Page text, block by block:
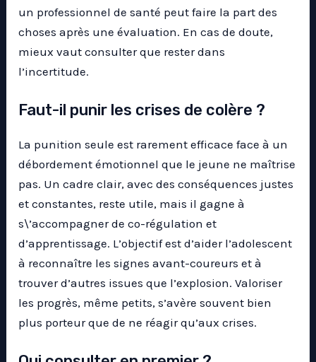
un professionnel de santé peut faire la part des
choses après une évaluation. En cas de doute,
mieux vaut consulter que rester dans
l’incertitude.
Faut-il punir les crises de colère ?
La punition seule est rarement efficace face à un
débordement émotionnel que le jeune ne maîtrise
pas. Un cadre clair, avec des conséquences justes
et constantes, reste utile, mais il gagne à
s\’accompagner de co-régulation et
d’apprentissage. L’objectif est d’aider l’adolescent
à reconnaître les signes avant-coureurs et à
trouver d’autres issues que l’explosion. Valoriser
les progrès, même petits, s’avère souvent bien
plus porteur que de ne réagir qu’aux crises.